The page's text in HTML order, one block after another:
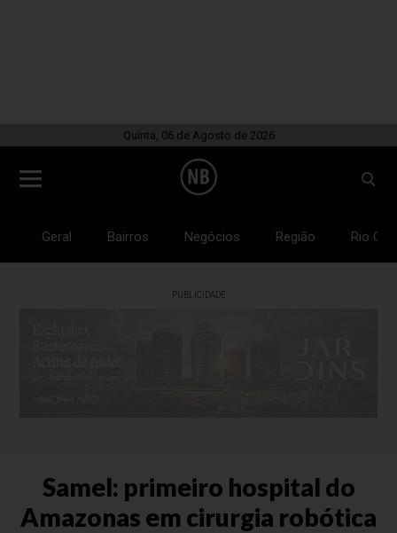
Quinta, 06 de Agosto de 2026
Geral Bairros Negócios Região Rio
PUBLICIDADE
Samel: primeiro hospital do
Amazonas em cirurgia robótica